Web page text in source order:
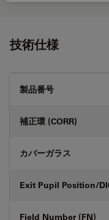
技術仕様
製品番号
補正環 (CORR)
カバーガラス
Exit Pupil Position/
Field Number (FN)